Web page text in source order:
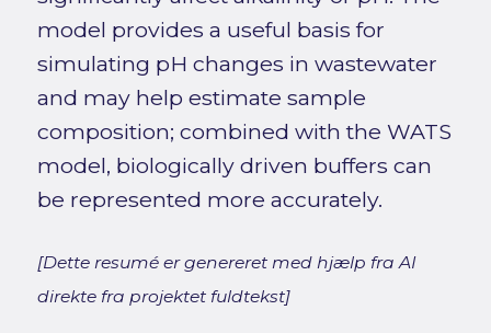
model provides a useful basis for
simulating pH changes in wastewater
and may help estimate sample
composition; combined with the WATS
model, biologically driven buffers can
be represented more accurately.
[Dette resumé er genereret med hjælp fra AI
direkte fra projektet fuldtekst]